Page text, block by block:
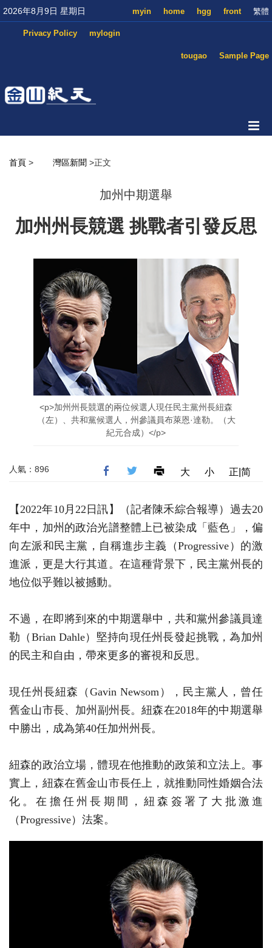
2026年8月9日 星期日 繁體
front
hgg
home
myin
mylogin
Privacy Policy
Sample Page
tougao
首頁 > 灣區新聞 >正文
加州中期選舉
加州州長競選 挑戰者引發反思
<p>加州州長競選的兩位候選人現任民主黨州長紐森
（左）、共和黨候選人，州參議員布萊恩·達勒。（大
紀元合成）</p>
人氣：896 大 小 正|简
【2022年10月22日訊】（記者陳禾綜合報導）過去20
年中，加州的政治光譜整體上已被染成「藍色」，偏
向左派和民主黨，自稱進步主義（Progressive）的激
進派，更是大行其道。在這種背景下，民主黨州長的
地位似乎難以被撼動。
不過，在即將到來的中期選舉中，共和黨州參議員達
勒（Brian Dahle）堅持向現任州長發起挑戰，為加州
的民主和自由，帶來更多的審視和反思。
現任州長紐森（Gavin Newsom），民主黨人，曾任
舊金山市長、加州副州長。紐森在2018年的中期選舉
中勝出，成為第40任加州州長。
紐森的政治立場，體現在他推動的政策和立法上。事
實上，紐森在舊金山市長任上，就推動同性婚姻合法
化。在擔任州長期間，紐森簽署了大批激進
（Progressive）法案。